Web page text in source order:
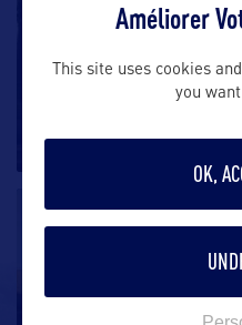
Hammock Shops
Beach, que se situe…
SHOPPING
Miller’s Bread Basket
C’est dans la grande
Améliorer
This site uses cookies
you
OK,